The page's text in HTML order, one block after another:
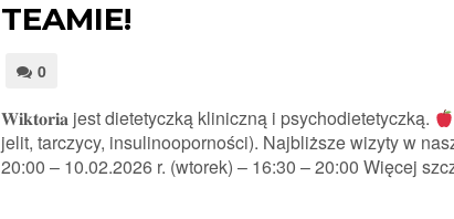
TEAMIE!
0
𝐖𝐢𝐤𝐭𝐨𝐫𝐢𝐚 jest dietetyczką kliniczną i psychodietetyczką.
jelit, tarczycy, insulinooporności). Najbliższe wizyty w
20:00 – 10.02.2026 r. (wtorek) – 16:30 – 20:00 Więcej